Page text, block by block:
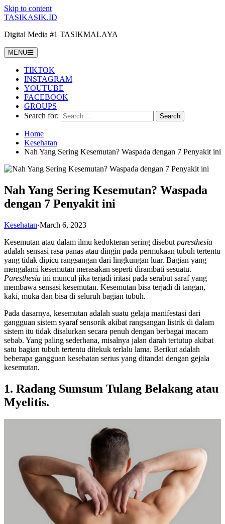
Skip to content
TASIKASIK.ID
Digital Media #1 TASIKMALAYA
MENU
TIKTOK
INSTAGRAM
YOUTUBE
FACEBOOK
GROUPS
Search for:
Home
Kesehatan
Nah Yang Sering Kesemutan? Waspada dengan 7 Penyakit ini
Nah Yang Sering Kesemutan? Waspada
dengan 7 Penyakit ini
Kesehatan·March 6, 2023
Kesemutan atau dalam ilmu kedokteran sering disebut paresthesia
adalah sensasi rasa panas atau dingin pada permukaan tubuh tertentu
yang tidak dipicu rangsangan dari lingkungan luar. Bagian yang
mengalami kesemutan merasakan seperti dirambati sesuatu.
Paresthesia ini muncul jika terjadi iritasi pada serabut saraf yang
membawa sensasi kesemutan. Kesemutan bisa terjadi di tangan,
kaki, muka dan bisa di seluruh bagian tubuh.
Pada dasarnya, kesemutan adalah suatu gelaja manifestasi dari
gangguan sistem syaraf sensorik akibat rangsangan listrik di dalam
sistem itu tidak disalurkan secara penuh dengan berbagai macam
sebab. Yang paling sederhana, misalnya jalan darah tertutup akibat
satu bagian tubuh tertentu ditekuk terlalu lama. Berikut adalah
beberapa gangguan kesehatan serius yang ditandai dengan gejala
kesemutan.
1. Radang Sumsum Tulang Belakang atau
Myelitis.